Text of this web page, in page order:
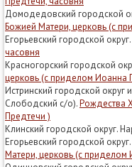
Домодедовский городской
Божией Матери, церковь (с
Егорьевский городской
часовня
Красногорский городской
церковь (с приделом Иоанна
Истринский городской
Слободский с/о).Рождества
Предтечи )
Клинский городской округ.
Егорьевский городской
Матери, церковь (с приделом